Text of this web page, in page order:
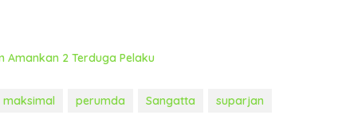
Amankan 2 Terduga Pelaku
maksimal perumda Sangatta suparjan